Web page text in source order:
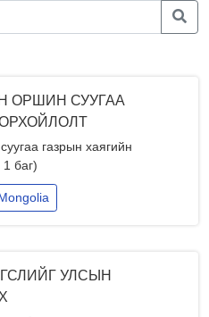
ОРШИН СУУГАА
газрын хаягийн
баг)
УЛСЫН